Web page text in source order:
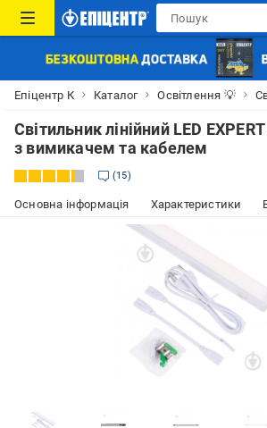
Епіцентр К Каталог Освітлення 💡
Світильник лінійний LED
з вимикачем та кабелем
15
Основна інформація Характеристики